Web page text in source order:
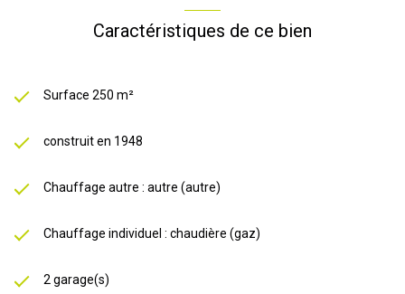
Caractéristiques de ce bien
Surface 250 m²
construit en 1948
Chauffage autre : autre (autre)
Chauffage individuel : chaudière (gaz)
2 garage(s)